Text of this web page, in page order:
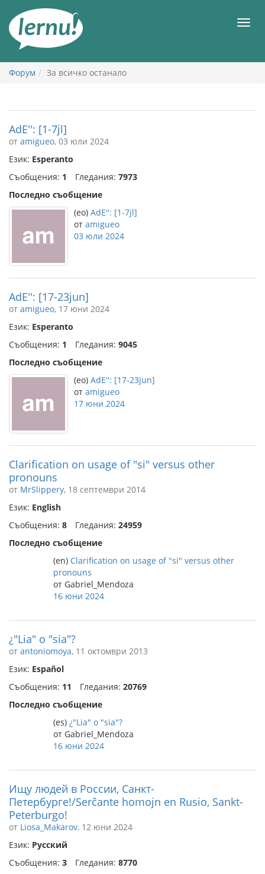
съдържанието
Форум За всичко останало
AdE'': [1-7jl]
от amigueo, 03 юли 2024
Език: Esperanto
Съобщения: 1 Гледания: 7973
Последно съобщение
(eo) AdE'': [1-7jl]
от amigueo
03 юли 2024
AdE'': [17-23jun]
от amigueo, 17 юни 2024
Език: Esperanto
Съобщения: 1 Гледания: 9045
Последно съобщение
(eo) AdE'': [17-23jun]
от amigueo
17 юни 2024
Clarification on usage of "si" versus other
pronouns
от MrSlippery, 18 септември 2014
Език: English
Съобщения: 8 Гледания: 24959
Последно съобщение
(en) Clarification on usage of "si" versus other
pronouns
от Gabriel_Mendoza
16 юни 2024
¿"Lia" o "sia"?
от antoniomoya, 11 октомври 2013
Език: Español
Съобщения: 11 Гледания: 20769
Последно съобщение
(es) ¿"Lia" o "sia"?
от Gabriel_Mendoza
16 юни 2024
Ищу людей в России, Санкт-
Петербурге!/Serĉante homojn en Rusio, Sankt-
Peterburgo!
от Liosa_Makarov, 12 юни 2024
Език: Русский
Съобщения: 3 Гледания: 8770